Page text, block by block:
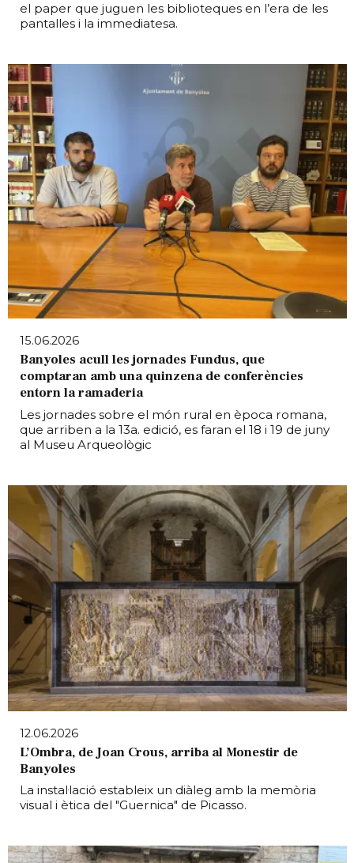
el paper que juguen les biblioteques en l’era de les
pantalles i la immediatesa.
15.06.2026
Banyoles acull les jornades Fundus, que
comptaran amb una quinzena de conferències
entorn la ramaderia
Les jornades sobre el món rural en època romana,
que arriben a la 13a. edició, es faran el 18 i 19 de juny
al Museu Arqueològic
12.06.2026
L’Ombra, de Joan Crous, arriba al Monestir de
Banyoles
La instal·lació estableix un diàleg amb la memòria
visual i ètica del "Guernica" de Picasso.